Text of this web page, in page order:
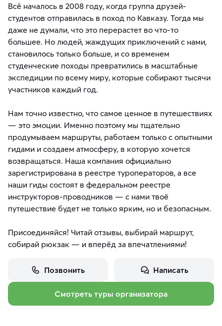
Всё началось в 2008 году, когда группа друзей-
студентов отправилась в поход по Кавказу. Тогда мы
даже не думали, что это перерастет во что-то
большее. Но людей, жаждущих приключений с нами,
становилось только больше, и со временем
студенческие походы превратились в масштабные
экспедиции по всему миру, которые собирают тысячи
участников каждый год.
Нам точно известно, что самое ценное в путешествиях
— это эмоции. Именно поэтому мы тщательно
продумываем маршруты, работаем только с опытными
гидами и создаем атмосферу, в которую хочется
возвращаться. Наша компания официально
зарегистрирована в реестре туроператоров, а все
наши гиды состоят в федеральном реестре
инструкторов-проводников — с нами твоё
путешествие будет не только ярким, но и безопасным.
Присоединяйся! Читай отзывы, выбирай маршрут,
собирай рюкзак — и вперёд за впечатлениями!
Позвонить Написать
Смотреть туры организатора